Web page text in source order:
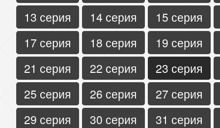
13 серия
14 серия
15 серия
17 серия
18 серия
19 серия
21 серия
22 серия
23 серия
25 серия
26 серия
27 серия
29 серия
30 серия
31 серия